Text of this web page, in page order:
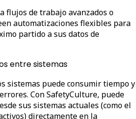
flujos de trabajo avanzados o
automatizaciones flexibles para
partido a sus datos de
entre sistemas
sistemas puede consumir tiempo y
Con SafetyCulture, puede
sus sistemas actuales (como el
directamente en la